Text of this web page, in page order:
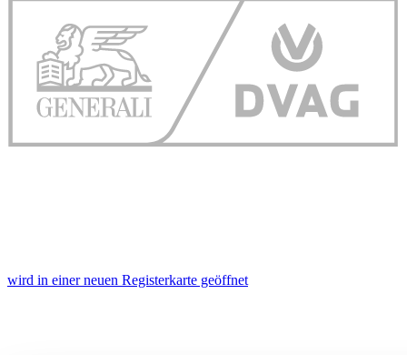
wird in einer neuen Registerkarte geöffnet